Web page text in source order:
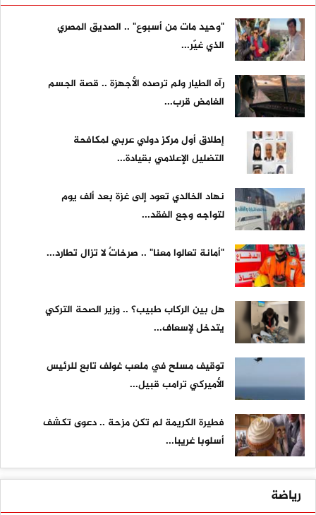
"وحيد مات من أسبوع" .. الصديق المصري
الذي غيّر...
رآه الطيار ولم ترصده الأجهزة .. قصة الجسم
الغامض قرب...
إطلاق أول مركز دولي عربي لمكافحة
التضليل الإعلامي بقيادة...
نهاد الخالدي تعود إلى غزة بعد ألف يوم
لتواجه وجع الفقد...
"أمانة تعالوا معنا" .. صرخاتٌ لا تزال تطارد...
هل بين الركاب طبيب؟ .. وزير الصحة التركي
يتدخل لإسعاف...
توقيف مسلح في ملعب غولف تابع للرئيس
الأميركي ترامب قبيل...
فطيرة الكريمة لم تكن مزحة .. دعوى تكشف
أسلوبا غريبا...
رياضة